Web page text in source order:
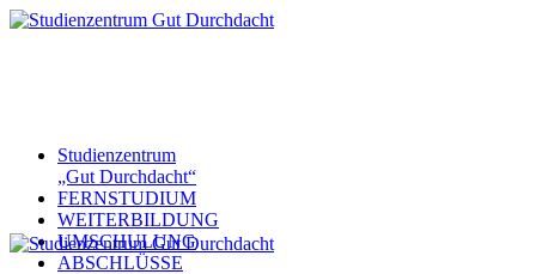
Studienzentrum
„Gut Durchdacht“
FERNSTUDIUM
WEITERBILDUNG
UMSCHULUNG
ABSCHLÜSSE